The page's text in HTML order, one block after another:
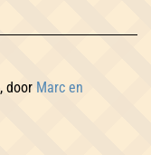
door Marc en